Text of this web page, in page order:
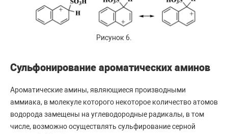
Рисунок 6.
Сульфонирование ароматических аминов
Ароматические амины, являющиеся производными
аммиака, в молекуле которого некоторое количество атомов
водорода замещены на углеводородные радикалы, в том
числе, возможно осуществлять сульфирование серной